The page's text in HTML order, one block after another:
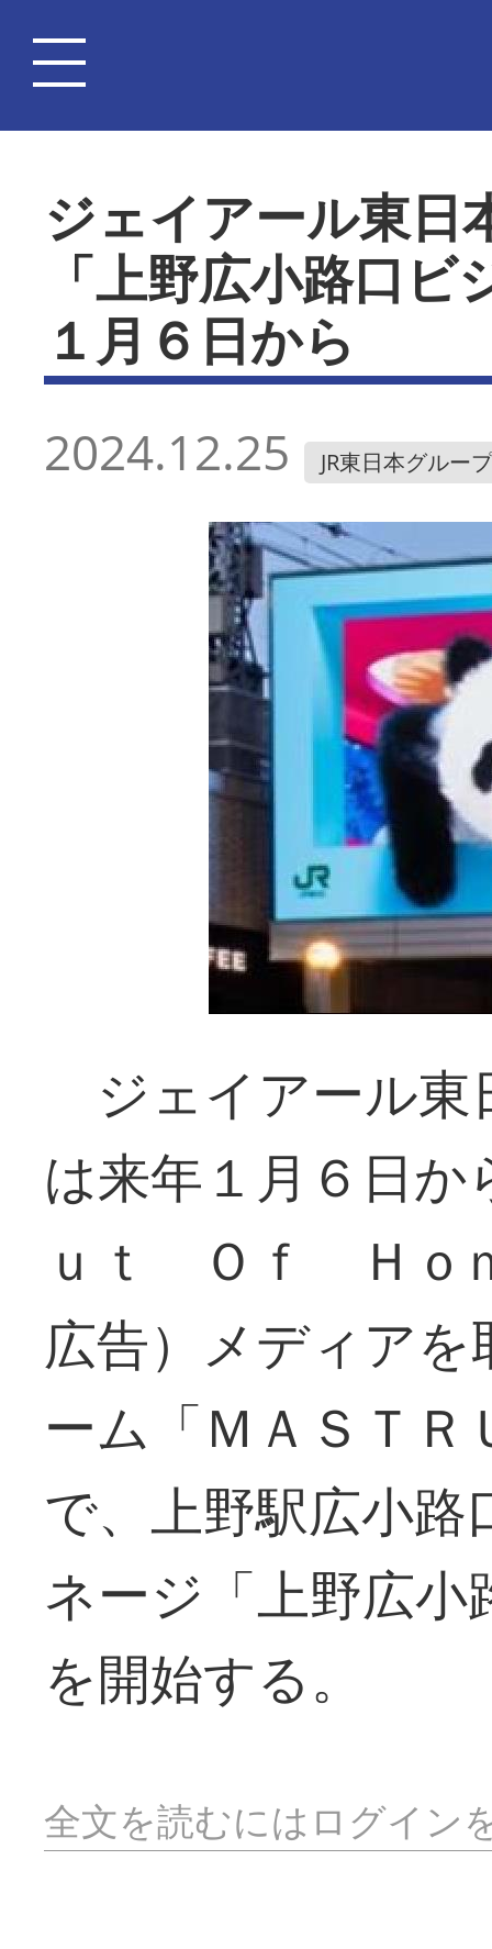
ジェイアール東
「上野広小路口
１月６日から
2024.12.25 JR東日本グループ
ジェイアール東
は来年１月６日
ｕｔ Ｏｆ Ｈｏ
広告）メディア
ーム「ＭＡＳＴ
で、上野駅広小
ネージ「上野広
を開始する。
全文を読むにはログイン